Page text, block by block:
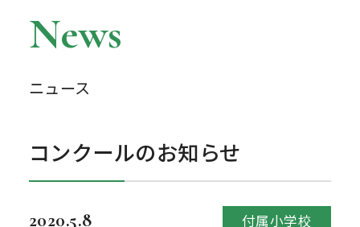
News
ニュース
コンクールのお知らせ
2020.5.8 付属小学校